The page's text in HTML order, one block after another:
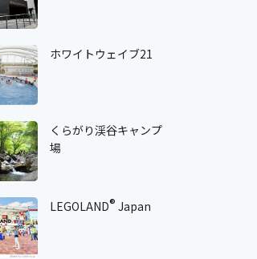
ホワイトウェイブ21
くらがり渓谷キャンプ
場
LEGOLAND® Japan